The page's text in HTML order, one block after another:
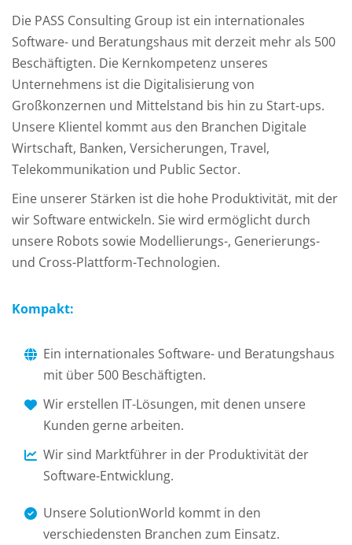
Die PASS Consulting Group ist ein internationales
Software- und Beratungshaus mit derzeit mehr als 500
Beschäftigten. Die Kernkompetenz unseres
Unternehmens ist die Digitalisierung von
Großkonzernen und Mittelstand bis hin zu Start-ups.
Unsere Klientel kommt aus den Branchen Digitale
Wirtschaft, Banken, Versicherungen, Travel,
Telekommunikation und Public Sector.
Eine unserer Stärken ist die hohe Produktivität, mit der
wir Software entwickeln. Sie wird ermöglicht durch
unsere Robots sowie Modellierungs-, Generierungs-
und Cross-Plattform-Technologien.
Kompakt:
Ein internationales Software- und Beratungshaus
mit über 500 Beschäftigten.
Wir erstellen IT-Lösungen, mit denen unsere
Kunden gerne arbeiten.
Wir sind Marktführer in der Produktivität der
Software-Entwicklung.
Unsere SolutionWorld kommt in den
verschiedensten Branchen zum Einsatz.